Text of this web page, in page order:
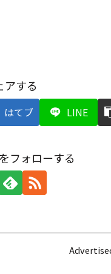
アする
はてブ LINE
フォローする